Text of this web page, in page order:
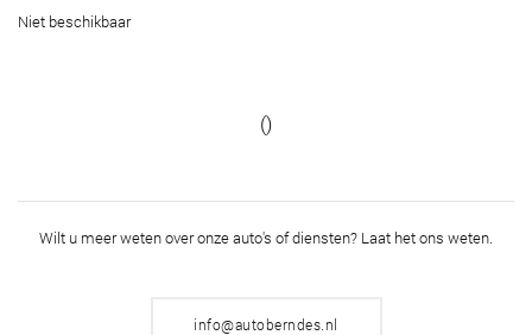
Niet beschikbaar
()
Wilt u meer weten over onze auto's of diensten? Laat het ons weten.
info@autoberndes.nl